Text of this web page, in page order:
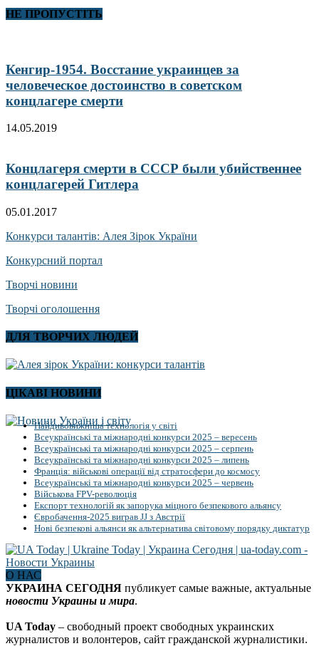
НЕ ПРОПУСТІТЬ
Кенгир-1954. Восстание украинцев за
человеческое достоинство в советском
концлагере смерти
14.05.2019
Концлагеря смерти в СССР были убийственнее
концлагерей Гитлера
05.01.2017
Конкурси талантів: Алея Зірок України
Конкурсний портал
Творчі новини
Творчі оголошення
ДЛЯ ТВОРЧИХ ЛЮДЕЙ
ЦІКАВІ НОВИНИ
Найдивовижніша технологія у світі
Всеукраїнські та міжнародні конкурси 2025 – вересень
Всеукраїнські та міжнародні конкурси 2025 – серпень
Всеукраїнські та міжнародні конкурси 2025 – липень
Франція: військові операції від стратосфери до космосу
Всеукраїнські та міжнародні конкурси 2025 – червень
Військова FPV-революція
Експорт технологій як запорука міцного безпекового альянсу
Євробачення-2025 виграв JJ з Австрії
Нові безпекові альянси як альтернатива світовому порядку диктатур
О НАС
УКРАИНА СЕГОДНЯ публикует самые важные, актуальные
новости Украины и мира.
UA Today – свободный проект свободных украинских
журналистов и волонтеров, сайт гражданской журналистики.